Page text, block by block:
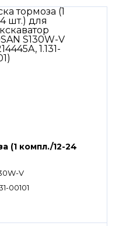
(1 компл./12-24
V
00101